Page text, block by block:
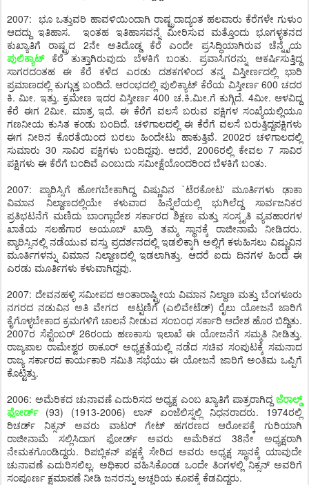
2007: ಭೂ ಒತ್ತುವರಿ ಹಾವಳಿಯಿಂದಾಗಿ ರಾಷ್ಟ್ರದಾದ್ಯಂತ ಹಲವಾರು ಕೆರೆಗಳೇ ಗುಳುಂ
ಆದದ್ದು ಇತಿಹಾಸ. ಇಂತಹ ಇತಿಹಾಸವನ್ನೆ ಮೀರಿಸುವ ಮತ್ತೊಂದು ಭೂಗಳ್ಳತನದ
ಕುಖ್ಯಾತಿಗೆ ರಾಷ್ಟ್ರದ 2ನೇ ಅತಿದೊಡ್ಡ ಕೆರೆ ಎಂದೇ ಪ್ರಸಿದ್ಧಿಯಾಗಿರುವ ಚೆನ್ನೈಯ
ಪುಲಿಕ್ಯಾಟ್ಕೆರೆ ತುತ್ತಾಗಿರುವುದು ಬೆಳಕಿಗೆ ಬಂತು. ಪ್ರವಾಸಿಗರನ್ನು ಆಕರ್ಷಿಸುತ್ತಿದ್ದ
ಸಾಗರದಂತಹ ಈ ಕೆರೆ ಕಳೆದ ಎರಡು ದಶಕಗಳಿಂದ ತನ್ನ ವಿಸ್ತೀರ್ಣದಲ್ಲಿ ಭಾರಿ
ಪ್ರಮಾಣದಲ್ಲಿ ಕುಗ್ಗುತ್ತ ಬಂದಿದೆ. ಆರಂಭದಲ್ಲಿ ಪುಲಿಕ್ಯಾಟ್ ಕೆರೆಯ ವಿಸ್ತೀರ್ಣ 600 ಚದರ
ಕಿ. ಮೀ. ಇತ್ತು. ಕ್ರಮೇಣ ಇದರ ವಿಸ್ತೀರ್ಣ 400 ಚ.ಕಿ.ಮೀ.ಗೆ ಕುಗ್ಗಿದೆ. 4ಮೀ. ಆಳವಿದ್ದ
ಕೆರೆ ಈಗ 2ಮೀ. ಮಾತ್ರ ಇದೆ. ಈ ಕೆರೆಗೆ ವಲಸೆ ಬರುವ ಪಕ್ಷಿಗಳ ಸಂಖ್ಯೆಯಲ್ಲಿಯೂ
ಗಣನೀಯ ಕುಸಿತ ಕಂಡು ಬಂದಿದೆ. ಚಳಿಗಾಲದಲ್ಲಿ ಈ ಕೆರೆಗೆ ವಲಸೆ ಬರುತ್ತಿದ್ದಪಕ್ಷಿಗಳು
ಈಗ ನೀರಿನ ಕೊರತೆಯಿಂದ ಬರಲು ಹಿಂದೇಟು ಹಾಕುತ್ತಿವೆ. 2002ರ ಚಳಿಗಾಲದಲ್ಲಿ
ಸುಮಾರು 30 ಸಾವಿರ ಪಕ್ಷಿಗಳು ಬಂದಿದ್ದವು. ಆದರೆ, 2006ರಲ್ಲಿ ಕೇವಲ 7 ಸಾವಿರ
ಪಕ್ಷಿಗಳು ಈ ಕೆರೆಗೆ ಬಂದಿವೆ ಎಂಬುದು ಸಮೀಕ್ಷೆಯೊಂದರಿಂದ ಬೆಳಕಿಗೆ ಬಂತು.
2007: ಪ್ಯಾರಿಸ್ಸಿಗೆ ಹೋಗಬೇಕಾಗಿದ್ದ ವಿಷ್ಣುವಿನ `ಟೆರಕೋಟ' ಮೂರ್ತಿಗಳು ಢಾಕಾ
ವಿಮಾನ ನಿಲ್ದಾಣದಲ್ಲಿಯೇ ಕಳುವಾದ ಹಿನ್ನೆಲೆಯಲ್ಲಿ ಭುಗಿಲೆದ್ದ ಸಾರ್ವಜನಿಕರ
ಪ್ರತಿಭಟನೆಗೆ ಮಣಿದು ಬಾಂಗ್ಲಾದೇಶ ಸರ್ಕಾರದ ಶಿಕ್ಷಣ ಮತ್ತು ಸಂಸ್ಕೃತಿ ವ್ಯವಹಾರಗಳ
ಖಾತೆಯ ಸಲಹೆಗಾರ ಅಯೂಬ್ ಖಾದ್ರಿ ತಮ್ಮ ಸ್ಥಾನಕ್ಕೆ ರಾಜೀನಾಮೆ ನೀಡಿದರು.
ಪ್ಯಾರಿಸ್ಸಿನಲ್ಲಿ ನಡೆಯುವ ವಸ್ತು ಪ್ರದರ್ಶನದಲ್ಲಿ ಇಡಲಿಕ್ಕಾಗಿ ಅಲ್ಲಿಗೆ ಕಳುಹಿಸಲು ವಿಷ್ಣುವಿನ
ಮೂರ್ತಿಗಳನ್ನು ವಿಮಾನ ನಿಲ್ದಾಣದಲ್ಲಿ ಇಡಲಾಗಿತ್ತು. ಆದರೆ ಐದು ದಿನಗಳ ಹಿಂದೆ ಈ
ಎರಡು ಮೂರ್ತಿಗಳು ಕಳುವಾಗಿದ್ದವು.
2007: ದೇವನಹಳ್ಳಿ ಸಮೀಪದ ಅಂತಾರಾಷ್ಟ್ರೀಯ ವಿಮಾನ ನಿಲ್ದಾಣ ಮತ್ತು ಬೆಂಗಳೂರು
ನಗರದ ನಡುವಿನ ಅತಿ ವೇಗದ ಅಟ್ಟಣಿಗೆ (ಎಲಿವೇಟೆಡ್) ರೈಲು ಯೋಜನೆ ಜಾರಿಗೆ
ಕೈಗೊಳ್ಳಬೇಕಾದ ಕ್ರಮಗಳಿಗೆ ಚಾಲನೆ ನೀಡುವ ಸಂಬಂಧ ಸರ್ಕಾರಿ ಆದೇಶ ಹೊರ ಬಿದ್ದಿತು.
2007ರ ಸೆಪ್ಟೆಂಬರ್ 26ರಂದು ಹಣಕಾಸು ಇಲಾಖೆ ಈ ಯೋಜನೆಗೆ ಸಮ್ಮತಿ ನೀಡಿತ್ತು.
ರಾಜ್ಯಪಾಲ ರಾಮೇಶ್ವರ ಠಾಕೂರ್ ಅಧ್ಯಕ್ಷತೆಯಲ್ಲಿ ನಡೆದ ಸಚಿವ ಸಂಪುಟಕ್ಕೆ ಸಮನಾದ
ರಾಜ್ಯ ಸರ್ಕಾರದ ಕಾರ್ಯಕಾರಿ ಸಮಿತಿ ಸಭೆಯು ಈ ಯೋಜನೆ ಜಾರಿಗೆ ಅಂತಿಮ ಒಪ್ಪಿಗೆ
ಕೊಟ್ಟಿತ್ತು.
2006: ಅಮೆರಿಕದ ಚುನಾವಣೆ ಎದುರಿಸದ ಅಧ್ಯಕ್ಷ ಎಂಬ ಖ್ಯಾತಿಗೆ ಪಾತ್ರರಾಗಿದ್ದ ಜೆರಾಲ್ಡ್
ಫೋರ್ಡ್(93) (1913-2006) ಲಾಸ್ ಏಂಜೆಲಿಸ್ನಲ್ಲಿ ನಿಧನರಾದರು. 1974ರಲ್ಲಿ
ರಿಚರ್ಡ್ ನಿಕ್ಸನ್ ಅವರು ವಾಟರ್ ಗೇಟ್ ಹಗರಣದ ಆರೋಪಕ್ಕೆ ಗುರಿಯಾಗಿ
ರಾಜೀನಾಮೆ ಸಲ್ಲಿಸಿದಾಗ ಫೋರ್ಡ್ ಅವರು ಅಮೆರಿಕದ 38ನೇ ಅಧ್ಯಕ್ಷರಾಗಿ
ನೇಮಕಗೊಂಡಿದ್ದರು. ರಿಪಬ್ಲಿಕನ್ ಪಕ್ಷಕ್ಕೆ ಸೇರಿದ ಅವರು ಅಧ್ಯಕ್ಷ ಸ್ಥಾನಕ್ಕೆ ಯಾವುದೇ
ಚುನಾವಣೆ ಎದುರಿಸಲಿಲ್ಲ. ಅಧಿಕಾರ ವಹಿಸಿಕೊಂಡ ಒಂದೇ ತಿಂಗಳಲ್ಲಿ ನಿಕ್ಸನ್ ಅವರಿಗೆ
ಸಂಪೂರ್ಣ ಕ್ಷಮಾಪಣೆ ನೀಡಿ ಜನರನ್ನು ಅಚ್ಚರಿಯ ಕೂಪಕ್ಕೆ ಕೆಡವಿದ್ದರು.